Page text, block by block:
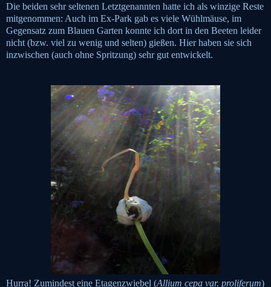
Die beiden sehr seltenen Letztgenannten hatte ich als winzige Reste
mitgenommen: Auch im Ex-Park gab es viele Wühlmäuse, im
Gegensatz zum Blauen Garten konnte ich dort in den Beeten leider
nicht (bzw. viel zu wenig und selten) gießen. Hier haben sie sich
inzwischen (auch ohne Spritzung) sehr gut entwickelt.
Hurra! Zumindest eine Etagenzwiebel (Allium cepa var. proliferum)